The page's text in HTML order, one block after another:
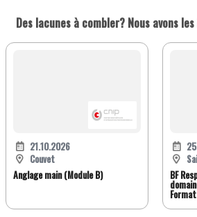
Des lacunes à combler? Nous avons
21.10.2026
Couvet
Anglage main (Module B)
BF